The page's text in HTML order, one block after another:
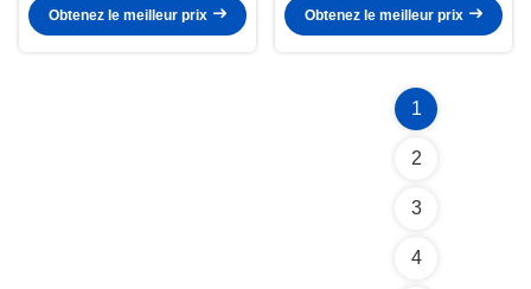
extrême et technologie de
Obtenez le meilleur prix
longue portée et d'une
reconnaissance multi-cibles de
Obtenez le meilleur prix
1
2
3
4